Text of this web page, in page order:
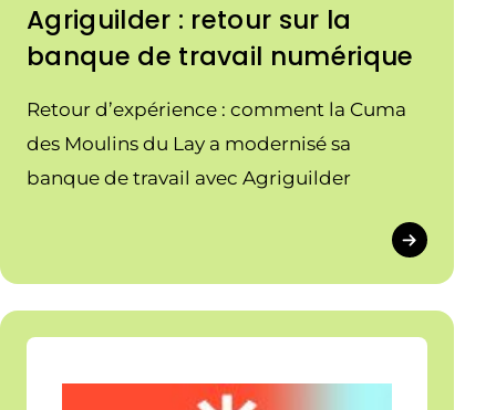
Agriguilder : retour sur la
banque de travail numérique
Retour d’expérience : comment la Cuma
des Moulins du Lay a modernisé sa
banque de travail avec Agriguilder